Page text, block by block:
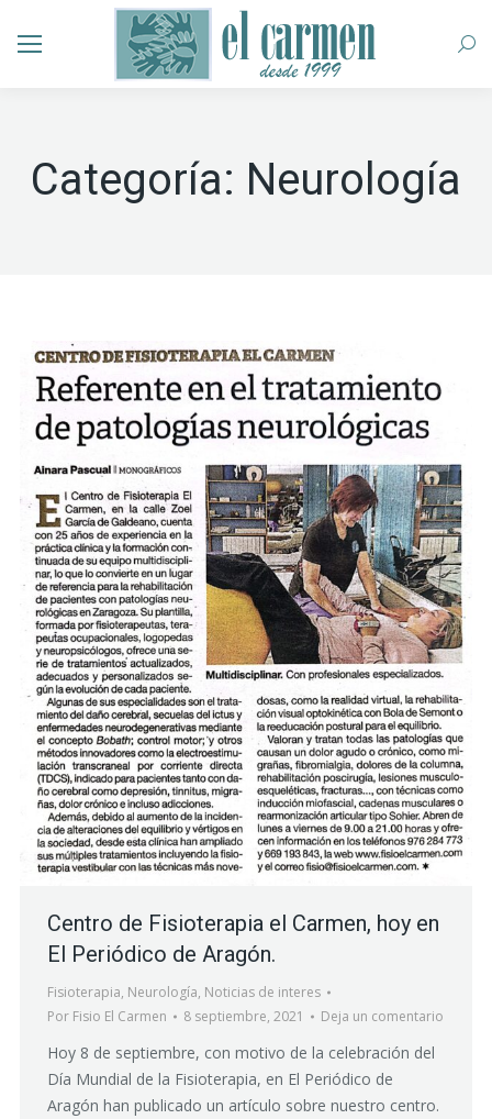
Categoría: Neurología
Centro de Fisioterapia el Carmen, hoy en
El Periódico de Aragón.
Fisioterapia, Neurología, Noticias de interes
Por Fisio El Carmen 8 septiembre, 2021 Deja un comentario
Hoy 8 de septiembre, con motivo de la celebración del
Día Mundial de la Fisioterapia, en El Periódico de
Aragón han publicado un artículo sobre nuestro centro.